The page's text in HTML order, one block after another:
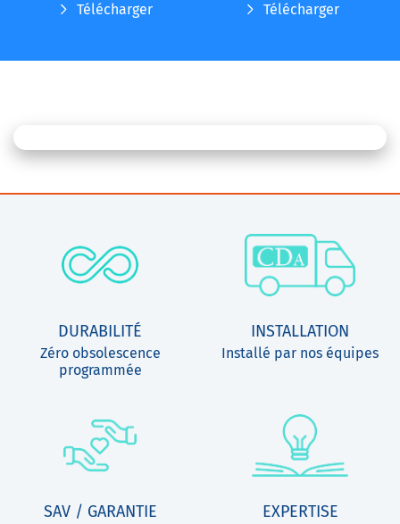
Télécharger Télécharger
DURABILITÉ
Zéro obsolescence
programmée
INSTALLATION
Installé par nos équipes
SAV / GARANTIE EXPERTISE